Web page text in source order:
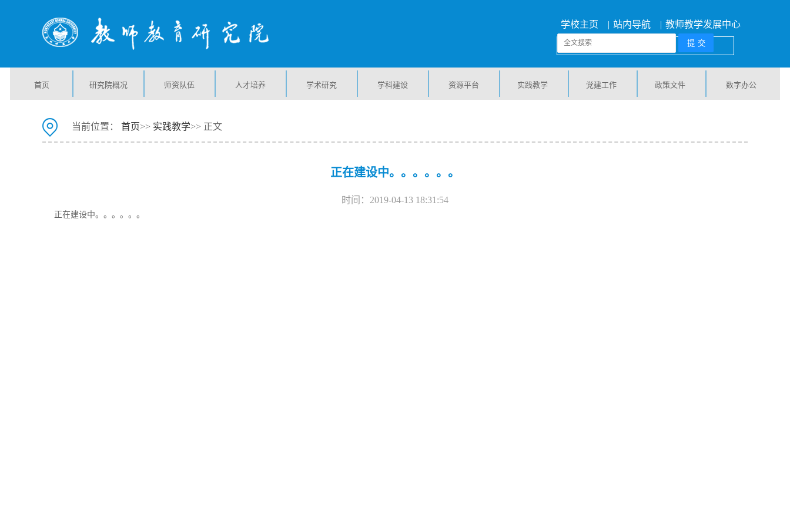
学校主页 | 站内导航 | 教师教学发展中心
首页 研究院概况 师资队伍 人才培养 学术研究 学科建设 资源平台 实践教学 党建工作 政策文件 数字办公
当前位置： 首页>> 实践教学>> 正文
正在建设中。。。。。。
时间：2019-04-13 18:31:54
正在建设中。。。。。。